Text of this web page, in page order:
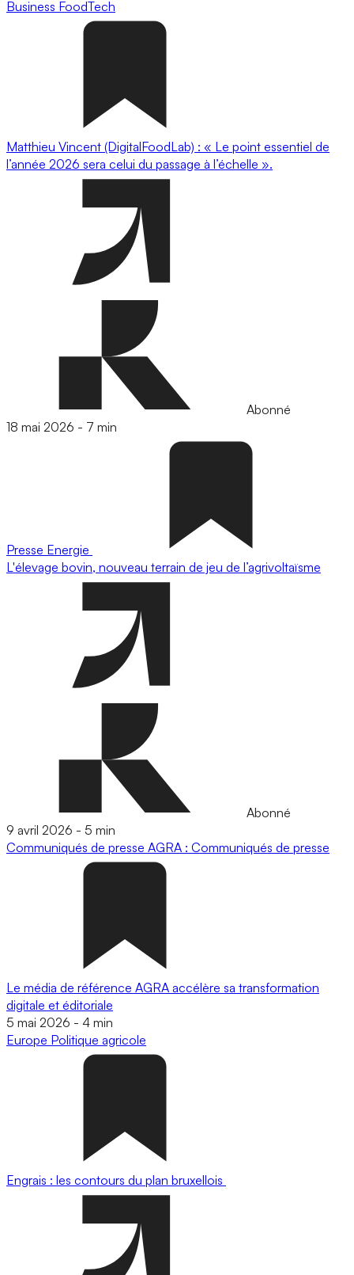
Business FoodTech
Matthieu Vincent (DigitalFoodLab) : « Le point essentiel de
l’année 2026 sera celui du passage à l’échelle ».
Abonné
18 mai 2026 - 7 min
Presse Energie
L'élevage bovin, nouveau terrain de jeu de l’agrivoltaïsme
Abonné
9 avril 2026 - 5 min
Communiqués de presse AGRA : Communiqués de presse
Le média de référence AGRA accélère sa transformation
digitale et éditoriale
5 mai 2026 - 4 min
Europe Politique agricole
Engrais : les contours du plan bruxellois